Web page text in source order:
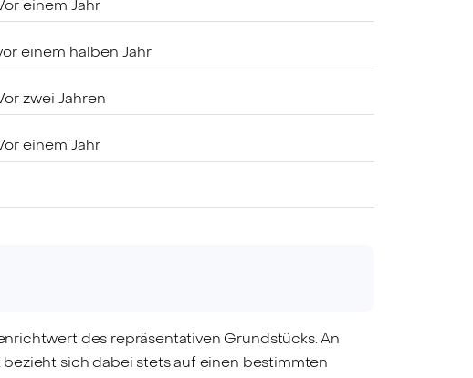
einem Jahr
einem halben Jahr
zwei Jahren
einem Jahr
des repräsentativen Grundstücks. An
sich dabei stets auf einen bestimmten